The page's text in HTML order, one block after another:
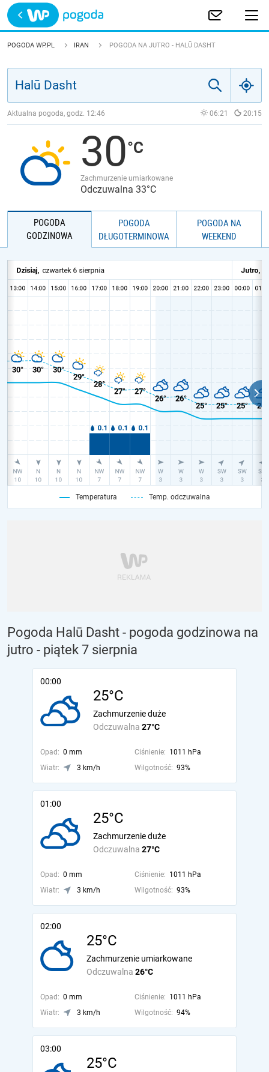
Trwa ładowanie
POLSKA
JAKOŚĆ POWIETRZA
POGODA WP.PL IRAN POGODA NA JUTRO - HALŪ DASHT
Aktualna pogoda, godz. 12:46 06:21 20:15
30
Zachmurzenie umiarkowane
Odczuwalna 33°C
POGODA
GODZINOWA
POGODA
DŁUGOTERMINOWA
POGODA NA
WEEKEND
Temperatura Temp. odczuwalna
Pogoda Halū Dasht - pogoda godzinowa na
jutro - piątek 7 sierpnia
00:00
25°C
Odczuwalna 27°C
Zachmurzenie duże
Opad: 0 mm Ciśnienie: 1011 hPa
Wiatr:
3 km/h Wilgotność: 93%
01:00
25°C
Odczuwalna 27°C
Zachmurzenie duże
Opad: 0 mm Ciśnienie: 1011 hPa
Wiatr:
3 km/h Wilgotność: 93%
02:00
25°C
Odczuwalna 26°C
Zachmurzenie umiarkowane
Opad: 0 mm Ciśnienie: 1011 hPa
Wiatr:
3 km/h Wilgotność: 94%
03:00
25°C